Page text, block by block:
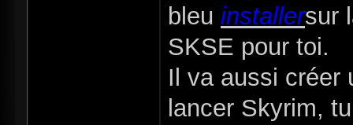
bleu installersur
SKSE pour toi.
Il va aussi créer
lancer Skyrim,